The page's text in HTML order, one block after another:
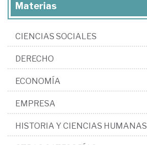
Materias
CIENCIAS SOCIALES
DERECHO
ECONOMÍA
EMPRESA
HISTORIA Y CIENCIAS HUMANAS